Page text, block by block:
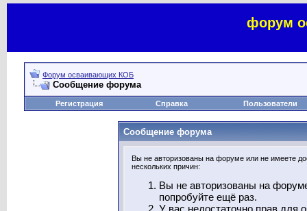
форум
Форум осваивающих КОБ
Сообщение форума
Регистрация Справка Пользователи
Сообщение форума
Вы не авторизованы на форуме или не имеете
нескольких причин:
Вы не авторизованы на
попробуйте ещё раз.